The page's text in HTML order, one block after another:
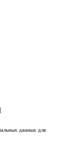
данных для